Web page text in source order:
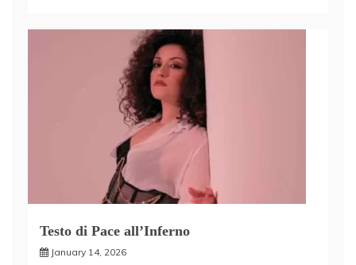
Testo di Pace all’Inferno
January 14, 2026